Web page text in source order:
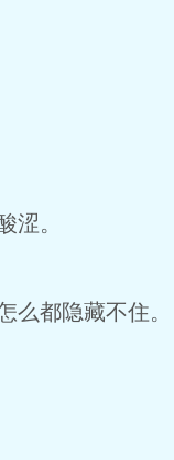
涩。
都隐藏不住。